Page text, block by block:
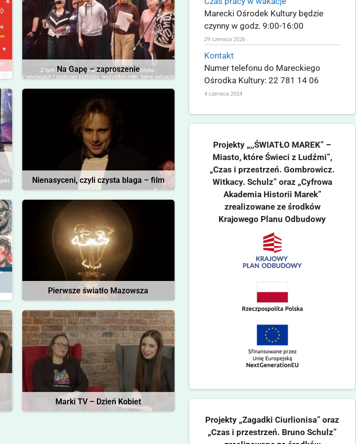
Na Gapę – zaproszenie
Nienasyceni, czyli czysta blaga – film
Pierwsze światło Mazowsza
Marki TV – Dzień Kobiet
Marecki Ośrodek Kultury będzie
czynny w godz. 9:00-16:00
29 czerwca 2026
Kontakt
Numer telefonu do Mareckiego
Ośrodka Kultury: 22 781 14 06
4 czerwca 2024
Projekty „,,ŚWIATŁO MAREK” –
Miasto, które Świeci z Ludźmi”,
„Czas i przestrzeń. Gombrowicz.
Witkacy. Schulz” oraz „Cyfrowa
Akademia Historii Marek”
zrealizowane ze środków
Krajowego Planu Odbudowy
Projekty „Zagadki Ciurlionisa” oraz
„Czas i przestrzeń. Bruno Schulz”